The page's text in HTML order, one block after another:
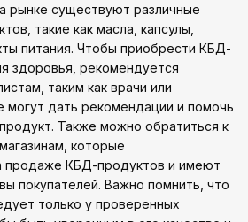
рынке существуют различные
такие как масла, капсулы,
питания. Чтобы приобрести КБД-
здоровья, рекомендуется
таким как врачи или
дать рекомендации и помочь
Также можно обратиться к
которые
продаже КБД-продуктов и имеют
покупателей. Важно помнить, что
только у проверенных